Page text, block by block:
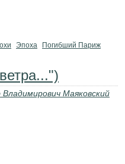
Эпоха Погибший Париж
Маяковский